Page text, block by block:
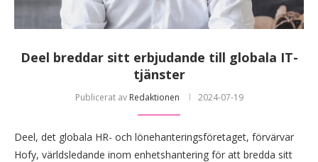
Deel breddar sitt erbjudande till globala IT-
tjänster
Publicerat av Redaktionen 2024-07-19
Deel, det globala HR- och lönehanteringsföretaget, förvärvar
Hofy, världsledande inom enhetshantering för att bredda sitt